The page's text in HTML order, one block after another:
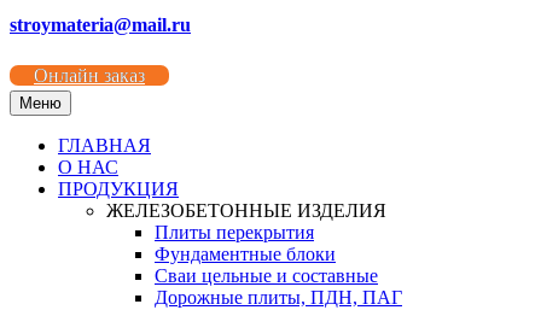
stroymateria@mail.ru
Онлайн заказ
Меню
ГЛАВНАЯ
О НАС
ПРОДУКЦИЯ
ЖЕЛЕЗОБЕТОННЫЕ ИЗДЕЛИЯ
Плиты перекрытия
Фундаментные блоки
Сваи цельные и составные
Дорожные плиты, ПДН, ПАГ